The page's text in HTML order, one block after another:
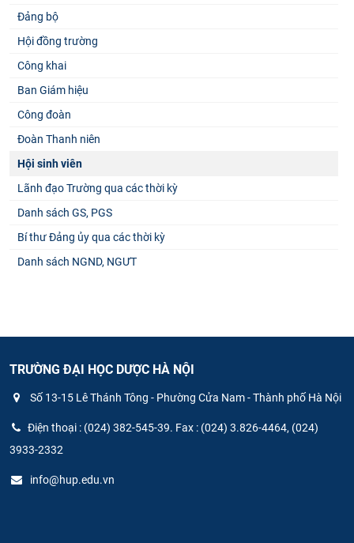
Đảng bộ
Hội đồng trường
Công khai
Ban Giám hiệu
Công đoàn
Đoàn Thanh niên
Hội sinh viên
Lãnh đạo Trường qua các thời kỳ
Danh sách GS, PGS
Bí thư Đảng ủy qua các thời kỳ
Danh sách NGND, NGƯT
TRƯỜNG ĐẠI HỌC DƯỢC HÀ NỘI
Số 13-15 Lê Thánh Tông - Phường Cửa Nam - Thành phố Hà Nội
Điện thoại : (024) 382-545-39. Fax : (024) 3.826-4464, (024)
3933-2332
info@hup.edu.vn